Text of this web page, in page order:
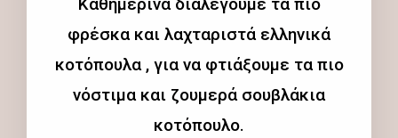
φρέσκα και λαχταριστά ελληνικά
κοτόπουλα , για να φτιάξουμε τα πιο
νόστιμα και ζουμερά σουβλάκια
κοτόπουλο.